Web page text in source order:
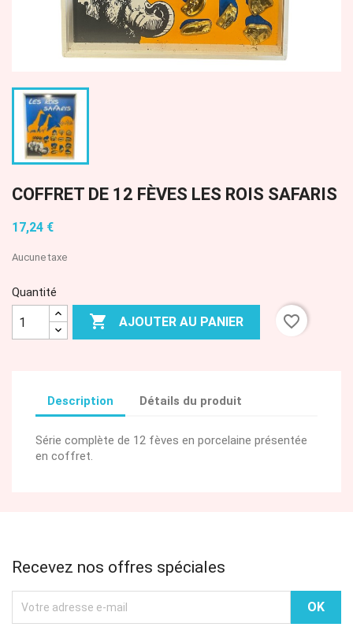
COFFRET DE 12 FÈVES LES ROIS SAFARIS
17,24 €
Aucune taxe
Quantité
 AJOUTER AU PANIER favorite_border
Description Détails du produit
Série complète de 12 fèves en porcelaine présentée
en coffret.
Recevez nos offres spéciales